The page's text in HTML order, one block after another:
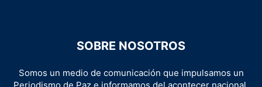
SOBRE NOSOTROS
Somos un medio de comunicación que impulsamos un